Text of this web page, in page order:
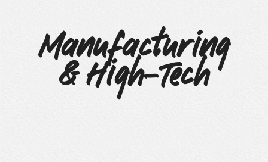
Manufacturing
& High-Tech